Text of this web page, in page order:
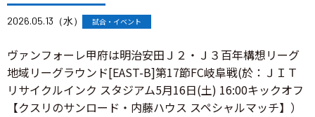
2026.05.13（水） 試合・イベント
ヴァンフォーレ甲府は明治安田Ｊ２・Ｊ３百年構想リーグ
地域リーグラウンド[EAST-B]第17節FC岐阜戦(於：ＪＩＴ
リサイクルインク スタジアム5月16日(土) 16:00キックオフ
【クスリのサンロード・内藤ハウス スペシャルマッチ】）